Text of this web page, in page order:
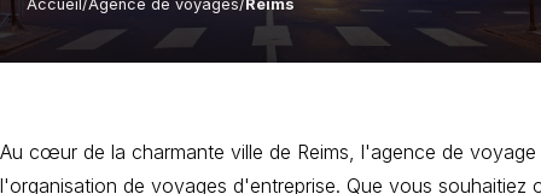
Accueil/Agence de voyages/Reims
Au cœur de la charmante ville de Reims, l'agence de
l'organisation de voyages d'entreprise. Que vous souhaitiez